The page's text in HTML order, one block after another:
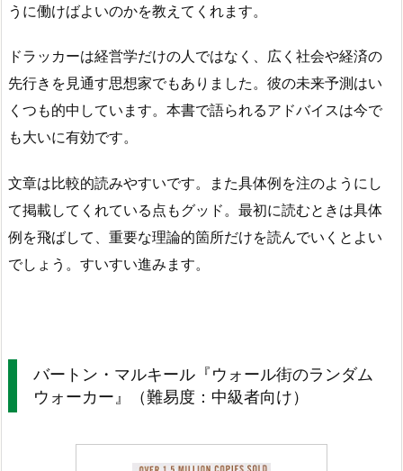
うに働けばよいのかを教えてくれます。
ドラッカーは経営学だけの人ではなく、広く社会や経済の
先行きを見通す思想家でもありました。彼の未来予測はい
くつも的中しています。本書で語られるアドバイスは今で
も大いに有効です。
文章は比較的読みやすいです。また具体例を注のようにし
て掲載してくれている点もグッド。最初に読むときは具体
例を飛ばして、重要な理論的箇所だけを読んでいくとよい
でしょう。すいすい進みます。
バートン・マルキール『ウォール街のランダム
ウォーカー』（難易度：中級者向け）